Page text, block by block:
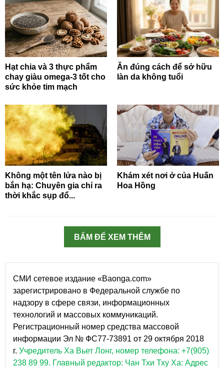
Hạt chia và 3 thực phẩm
chay giàu omega-3 tốt cho
sức khỏe tim mạch
Ăn đúng cách để sở hữu
làn da không tuổi
Không một tên lửa nào bị
bắn hạ: Chuyên gia chỉ ra
thời khắc sụp đổ...
Khám xét nơi ở của Huấn
Hoa Hồng
BẤM ĐỂ XEM THÊM
СМИ сетевое издание «Baonga.com»
зарегистрировано в Федеральной службе по
надзору в сфере связи, информационных
технологий и массовых коммуникаций.
Регистрационный номер средства массовой
информации Эл № ФС77-73891 от 29 октября 2018
г. Учредитель Ха Вьет Лонг, номер телефона: +7(905)
238 89 99. Главный редактор: Чан Тхи Тху Ха: Адрес